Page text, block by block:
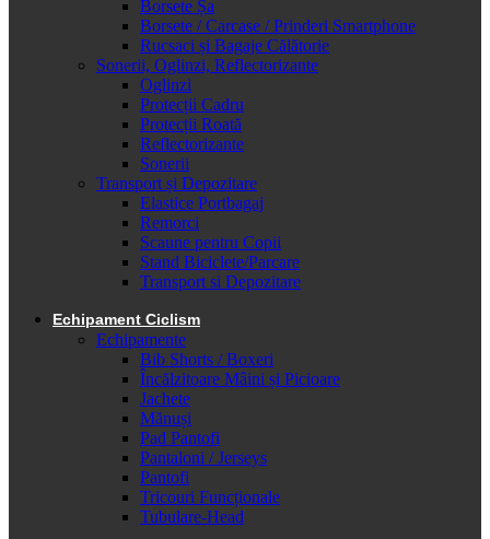
Borsete Șa
Borsete / Carcase / Prinderi Smartphone
Rucsaci și Bagaje Călătorie
Sonerii, Oglinzi, Reflectorizante
Oglinzi
Protecții Cadru
Protecții Roată
Reflectorizante
Sonerii
Transport și Depozitare
Elastice Portbagaj
Remorci
Scaune pentru Copii
Stand Biciclete/Parcare
Transport si Depozitare
Echipament Ciclism
Echipamente
Bib Shorts / Boxeri
Încălzitoare Mâini și Picioare
Jachete
Mănuși
Pad Pantofi
Pantaloni / Jerseys
Pantofi
Tricouri Funcționale
Tubulare-Head